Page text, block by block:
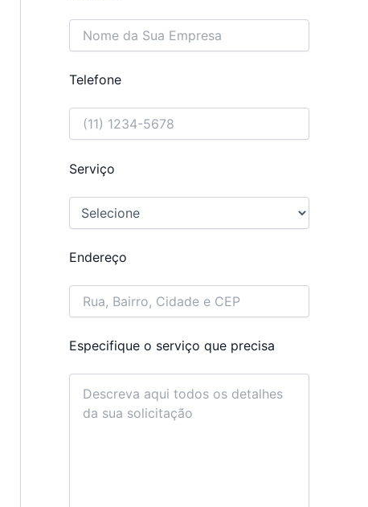
Telefone
Serviço
Endereço
Especifique o serviço que precisa